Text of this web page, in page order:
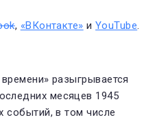
, «ВКонтакте» иYouTube.
разыгрывается
месяцев 1945
событий, в том числе